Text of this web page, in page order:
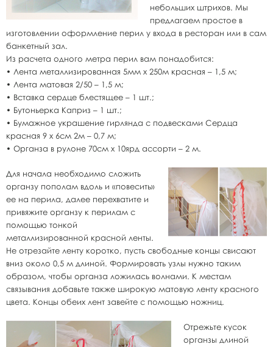
небольших штрихов. Мы
предлагаем простое в
изготовлении оформление перил у входа в ресторан или в сам
банкетный зал.
Из расчета одного метра перил вам понадобится:
• Лента металлизированная 5мм х 250м красная – 1,5 м;
• Лента матовая 2/50 – 1,5 м;
• Вставка сердце блестящее – 1 шт.;
• Бутоньерка Каприз – 1 шт.;
• Бумажное украшение гирлянда с подвесками Сердца
красная 9 х 6см 2м – 0,7 м;
• Органза в рулоне 70см х 10ярд ассорти – 2 м.
Для начала необходимо сложить
органзу пополам вдоль и «повесить»
ее на перила, далее перехватите и
привяжите органзу к перилам с
помощью тонкой
металлизированной красной ленты.
Не отрезайте ленту коротко, пусть свободные концы свисают
вниз около 0,5 м длиной. Формировать узлы нужно таким
образом, чтобы органза ложилась волнами. К местам
связывания добавьте также широкую матовую ленту красного
цвета. Концы обеих лент завейте с помощью ножниц.
Отрежьте кусок
органзы длиной